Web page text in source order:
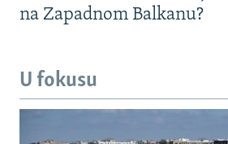
na Zapadnom Balkanu?
U fokusu